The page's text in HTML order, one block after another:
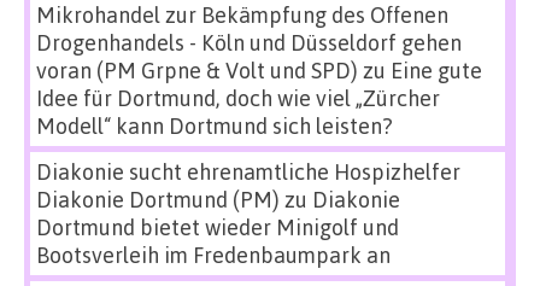
Mikrohandel zur Bekämpfung des Offenen
Drogenhandels - Köln und Düsseldorf gehen
voran (PM Grpne & Volt und SPD) zu Eine gute
Idee für Dortmund, doch wie viel „Zürcher
Modell“ kann Dortmund sich leisten?
Diakonie sucht ehrenamtliche Hospizhelfer
Diakonie Dortmund (PM) zu Diakonie
Dortmund bietet wieder Minigolf und
Bootsverleih im Fredenbaumpark an